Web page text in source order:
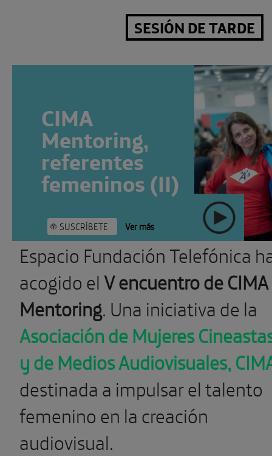
SESIÓN DE TARDE
CIMA
Mentoring,
referentes
femeninos (II)
SUSCRÍBETE Ver más
Espacio Fundación Telefónica
acogido elV encuentro de CIMA
Mentoring. Una iniciativa de la
Asociación de Mujeres
y de Medios Audiovisuales,
destinada a impulsar el talento
femenino en la creación
audiovisual.